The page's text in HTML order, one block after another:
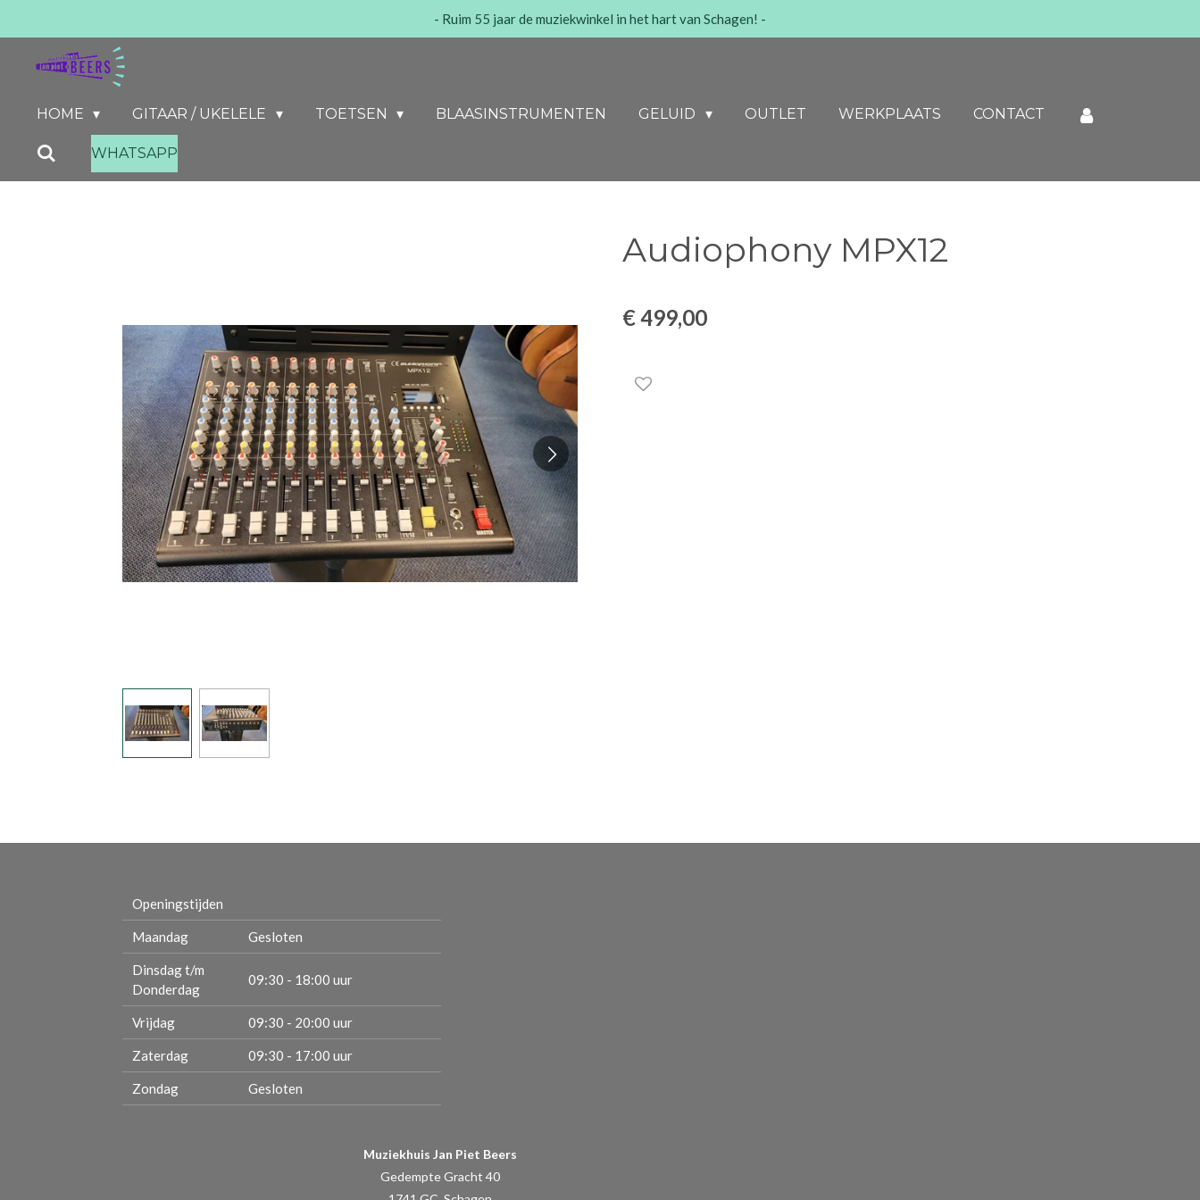
hoofdinhoud
- Ruim 55 jaar de muziekwinkel in het hart van Schagen! -
HOME GITAAR / UKELELE TOETSEN BLAASINSTRUMENTEN GELUID OUTLET WERKPLAATS CONTACT
WHATSAPP
Audiophony MPX12
€ 499,00
Openingstijden
Maandag Gesloten
Dinsdag t/m
Donderdag
09:30 - 18:00 uur
Vrijdag 09:30 - 20:00 uur
Zaterdag 09:30 - 17:00 uur
Zondag Gesloten
Muziekhuis Jan Piet Beers
Gedempte Gracht 40